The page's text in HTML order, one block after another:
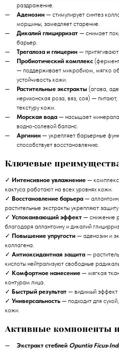
раздражение.
Аденозин — стимулирует синтез
морщины, замедляет старение.
Дикалий глицирризат — снимает
барьер.
Трегалоза и глицерин — притягивают
Пробиотический комплекс
— поддерживает микробиом, мягко
устойчивость кожи.
Растительные экстракты (агава,
иерихонская роза, вяз, соя) —
текстуру кожи.
Морская вода — насыщает
водно‑солевой баланс.
Аргинин — укрепляет барьерные
способствует восстановлению.
Ключевые
✓ Интенсивное увлажнение — комплекс
кактуса работают на всех уровнях кожи.
✓ Восстановление барьера —
растительные экстракты укрепляют
✓ Успокаивающий эффект — снижение
благодаря аллантоину и дикалий
✓ Повышение упругости — аденозин и
коллагена.
✓ Антиоксидантная защита —
кислоты нейтрализуют свободные
✓ Комфортное нанесение — мягкая
контурам лица.
✓ Быстрый результат — видимый эффект
✓ Универсальность — подходит для
кожи.
Активные компоненты
Экстракт стеблей Opuntia